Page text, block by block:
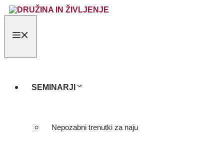
Skip
to
content
SEMINARJI
Nepozabni trenutki za naju